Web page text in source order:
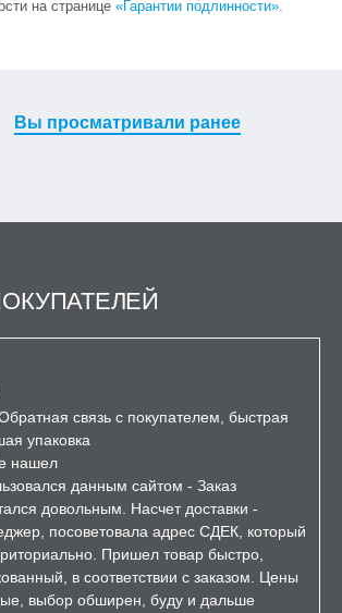
на странице «Гарантии подлинности».
Вы просматривали ранее
связь с покупателем, быстрая
упаковка
нашел
данным сайтом - Заказ
довольным. Насчет доставки -
посоветовала адрес СДЕК, который
Пришел товар быстро,
в соответствии с заказом. Цены
выбор обширен, буду и дальше